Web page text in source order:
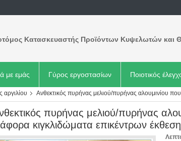
Κατασκευαστής Προϊόντων Κυψελωτών και
με εμάς Γύρος εργοστασίων Ποιοτικός
Ανθεκτικός πυρήνας μελιού/πυρήνας αλουμινίου
πυρήνας μελιού/πυρήνας
κιγκλιδώματα επικέντρων